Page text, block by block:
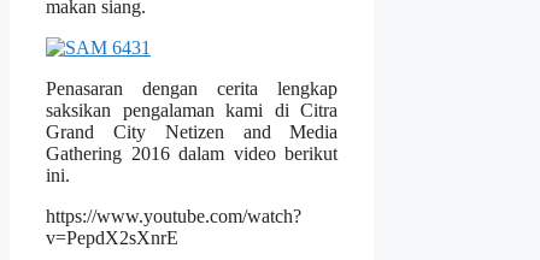
makan siang.
Penasaran dengan cerita lengkap
saksikan pengalaman kami di Citra
Grand City Netizen and Media
Gathering 2016 dalam video berikut
ini.
https://www.youtube.com/watch?
v=PepdX2sXnrE